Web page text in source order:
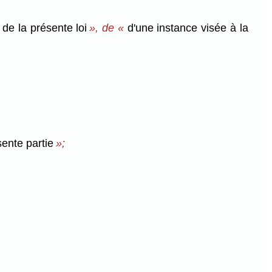
la présente loi », de « d'une instance visée à la
partie »;